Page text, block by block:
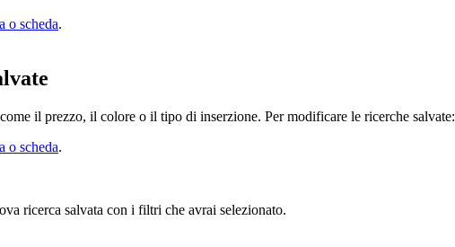
o scheda.
il prezzo, il colore o il tipo di inserzione. Per modificare le ricerche salvate:
o scheda.
ricerca salvata con i filtri che avrai selezionato.